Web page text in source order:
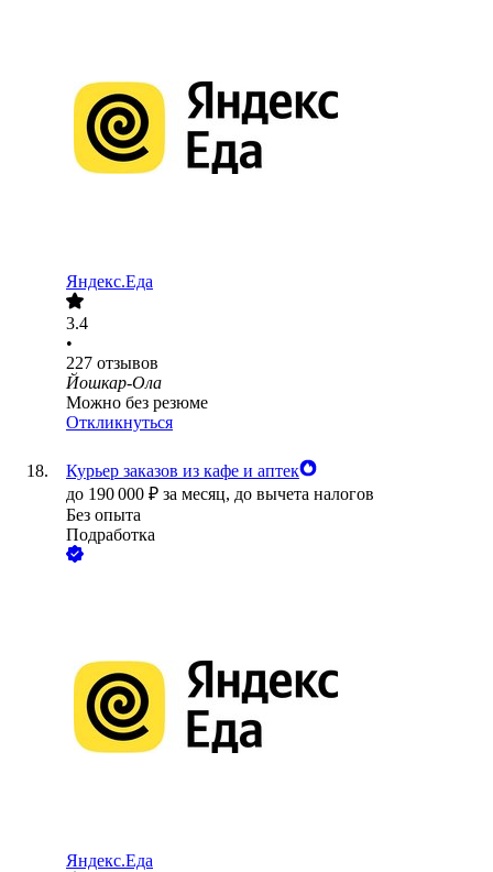
Яндекс.Еда
3.4
•
227 отзывов
Йошкар-Ола
Можно без резюме
Откликнуться
Курьер заказов из кафе и аптек
до 190 000 ₽ за месяц, до вычета налогов
Без опыта
Подработка
Яндекс.Еда